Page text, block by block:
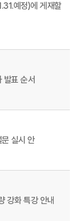
예정)에 게재할
발표 순서
실시 안
강화 특강 안내